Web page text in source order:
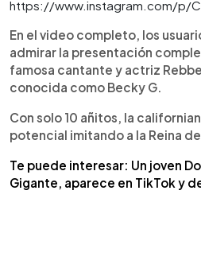
https://www.instagram.com/p/
En el video completo, los
admirar la presentación
famosa cantante y actriz
conocida como Becky G.
Con solo 10 añitos, la
potencial imitando a la Reina
Te puede interesar: Un joven
Gigante, aparece en TikTok y